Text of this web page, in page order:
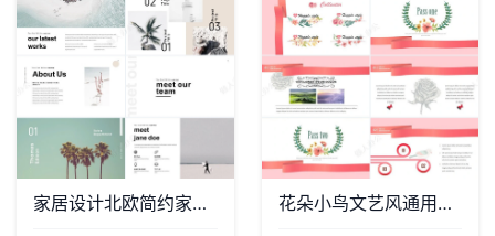
家居设计北欧简约家具装修设计通用PPT模板 花朵小鸟文艺风通用PPT模版